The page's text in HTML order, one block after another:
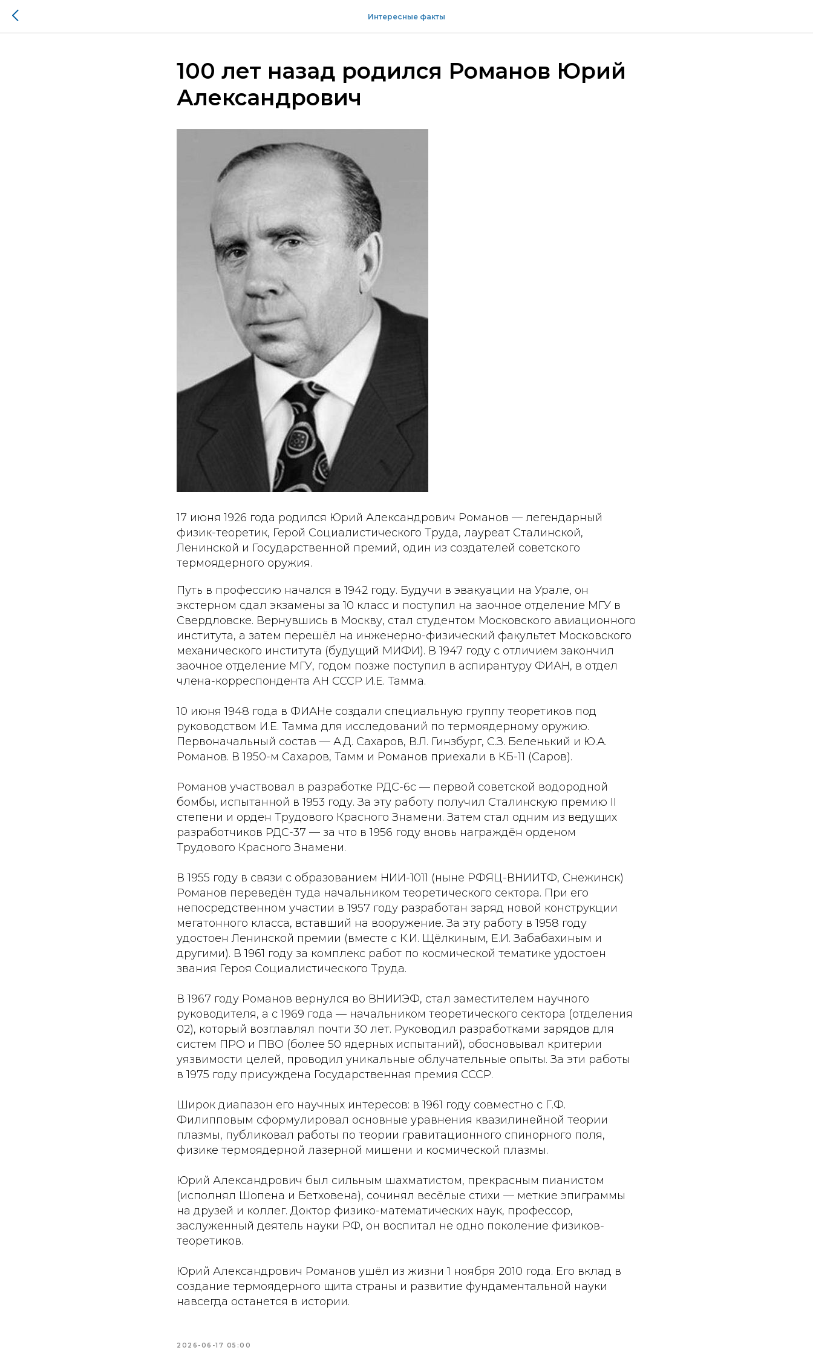
Интересные факты
100 лет назад родился Романов Юрий
Александрович
17 июня 1926 года родился Юрий Александрович Романов — легендарный
физик-теоретик, Герой Социалистического Труда, лауреат Сталинской,
Ленинской и Государственной премий, один из создателей советского
термоядерного оружия.
Путь в профессию начался в 1942 году. Будучи в эвакуации на Урале, он
экстерном сдал экзамены за 10 класс и поступил на заочное отделение МГУ в
Свердловске. Вернувшись в Москву, стал студентом Московского авиационного
института, а затем перешёл на инженерно-физический факультет Московского
механического института (будущий МИФИ). В 1947 году с отличием закончил
заочное отделение МГУ, годом позже поступил в аспирантуру ФИАН, в отдел
члена-корреспондента АН СССР И.Е. Тамма.
10 июня 1948 года в ФИАНе создали специальную группу теоретиков под
руководством И.Е. Тамма для исследований по термоядерному оружию.
Первоначальный состав — А.Д. Сахаров, В.Л. Гинзбург, С.З. Беленький и Ю.А.
Романов. В 1950-м Сахаров, Тамм и Романов приехали в КБ-11 (Саров).
Романов участвовал в разработке РДС-6с — первой советской водородной
бомбы, испытанной в 1953 году. За эту работу получил Сталинскую премию II
степени и орден Трудового Красного Знамени. Затем стал одним из ведущих
разработчиков РДС-37 — за что в 1956 году вновь награждён орденом
Трудового Красного Знамени.
В 1955 году в связи с образованием НИИ-1011 (ныне РФЯЦ-ВНИИТФ, Снежинск)
Романов переведён туда начальником теоретического сектора. При его
непосредственном участии в 1957 году разработан заряд новой конструкции
мегатонного класса, вставший на вооружение. За эту работу в 1958 году
удостоен Ленинской премии (вместе с К.И. Щёлкиным, Е.И. Забабахиным и
другими). В 1961 году за комплекс работ по космической тематике удостоен
звания Героя Социалистического Труда.
В 1967 году Романов вернулся во ВНИИЭФ, стал заместителем научного
руководителя, а с 1969 года — начальником теоретического сектора (отделения
02), который возглавлял почти 30 лет. Руководил разработками зарядов для
систем ПРО и ПВО (более 50 ядерных испытаний), обосновывал критерии
уязвимости целей, проводил уникальные облучательные опыты. За эти работы
в 1975 году присуждена Государственная премия СССР.
Широк диапазон его научных интересов: в 1961 году совместно с Г.Ф.
Филипповым сформулировал основные уравнения квазилинейной теории
плазмы, публиковал работы по теории гравитационного спинорного поля,
физике термоядерной лазерной мишени и космической плазмы.
Юрий Александрович был сильным шахматистом, прекрасным пианистом
(исполнял Шопена и Бетховена), сочинял весёлые стихи — меткие эпиграммы
на друзей и коллег. Доктор физико-математических наук, профессор,
заслуженный деятель науки РФ, он воспитал не одно поколение физиков-
теоретиков.
Юрий Александрович Романов ушёл из жизни 1 ноября 2010 года. Его вклад в
создание термоядерного щита страны и развитие фундаментальной науки
навсегда останется в истории.
2026-06-17 05:00